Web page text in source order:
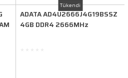
Tükendi
ADATA AD4U2666J4G19BSSZ
4GB DDR4 2666MHz